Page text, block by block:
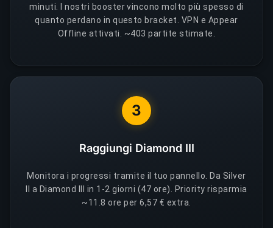
minuti. I nostri booster vincono molto più spesso di
quanto perdano in questo bracket. VPN e Appear
Offline attivati. ~403 partite stimate.
3
Raggiungi Diamond III
Monitora i progressi tramite il tuo pannello. Da Silver
II a Diamond III in 1-2 giorni (47 ore). Priority risparmia
~11.8 ore per 6,57 € extra.